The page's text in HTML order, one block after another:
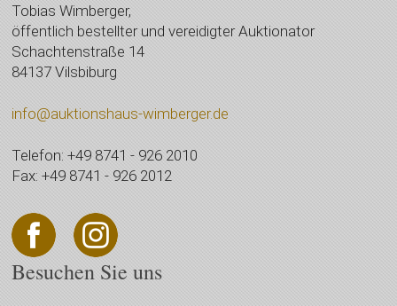
Tobias Wimberger,
öffentlich bestellter und vereidigter Auktionator
Schachtenstraße 14
84137 Vilsbiburg
info@auktionshaus-wimberger.de
Telefon: +49 8741 - 926 2010
Fax: +49 8741 - 926 2012
Besuchen Sie uns